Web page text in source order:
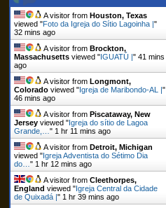
A visitor fromHouston, Texas
viewed "Foto da Igreja do Sítio Lagoinha |"
32 mins ago
A visitor fromBrockton,
Massachusetts viewed "IGUATÚ |"41 mins
ago
A visitor fromLongmont,
Colorado viewed "Igreja de Maribondo-AL |"
46 mins ago
A visitor fromPiscataway, New
Jersey viewed "Igreja do sítio de Lagoa
Grande,…" 1 hr 11 mins ago
A visitor fromDetroit, Michigan
viewed "Igreja Adventista do Sétimo Dia
do…" 1 hr 12 mins ago
A visitor fromCleethorpes,
England viewed "Igreja Central da Cidade
de Quixadá |" 1 hr 39 mins ago